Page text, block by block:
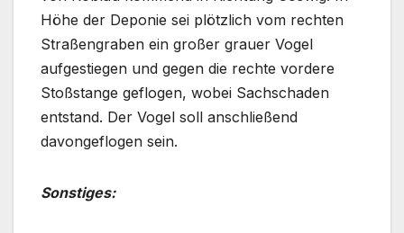
Höhe der Deponie sei plötzlich vom rechten
Straßengraben ein großer grauer Vogel
aufgestiegen und gegen die rechte vordere
Stoßstange geflogen, wobei Sachschaden
entstand. Der Vogel soll anschließend
davongeflogen sein.
Sonstiges: